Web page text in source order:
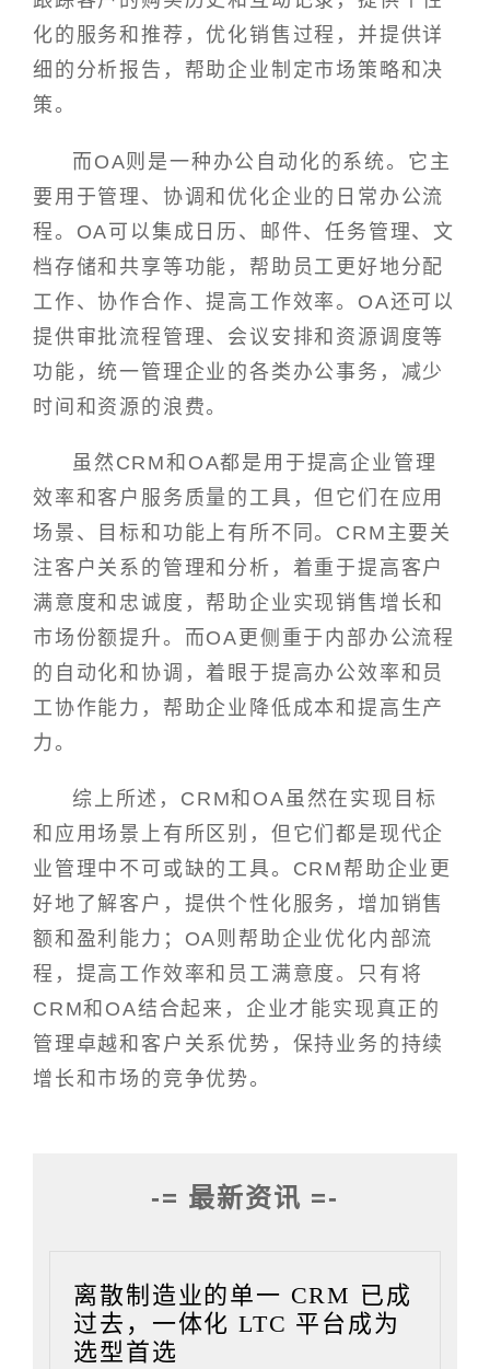
化的服务和推荐，优化销售过程，并提供详
细的分析报告，帮助企业制定市场策略和决
策。
而OA则是一种办公自动化的系统。它主
要用于管理、协调和优化企业的日常办公流
程。OA可以集成日历、邮件、任务管理、文
档存储和共享等功能，帮助员工更好地分配
工作、协作合作、提高工作效率。OA还可以
提供审批流程管理、会议安排和资源调度等
功能，统一管理企业的各类办公事务，减少
时间和资源的浪费。
虽然CRM和OA都是用于提高企业管理
效率和客户服务质量的工具，但它们在应用
场景、目标和功能上有所不同。CRM主要关
注客户关系的管理和分析，着重于提高客户
满意度和忠诚度，帮助企业实现销售增长和
市场份额提升。而OA更侧重于内部办公流程
的自动化和协调，着眼于提高办公效率和员
工协作能力，帮助企业降低成本和提高生产
力。
综上所述，CRM和OA虽然在实现目标
和应用场景上有所区别，但它们都是现代企
业管理中不可或缺的工具。CRM帮助企业更
好地了解客户，提供个性化服务，增加销售
额和盈利能力；OA则帮助企业优化内部流
程，提高工作效率和员工满意度。只有将
CRM和OA结合起来，企业才能实现真正的
管理卓越和客户关系优势，保持业务的持续
增长和市场的竞争优势。
-= 最新资讯 =-
离散制造业的单一 CRM 已成
过去，一体化 LTC 平台成为
选型首选